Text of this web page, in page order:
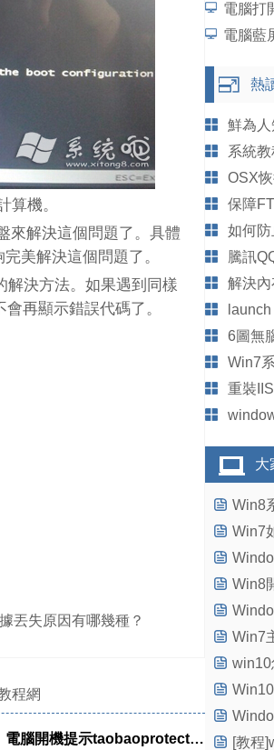
機。
解決這個問題了。具體
美解決這個問題了。
決方法。如果遇到同樣
再顯示錯誤代碼了。
丟失原因有哪幾種？
程網
電腦開機提示taobaoprotect.exe應用程序錯誤的解決方法
熱
鮮為
OSX
如何
解決
大
win10